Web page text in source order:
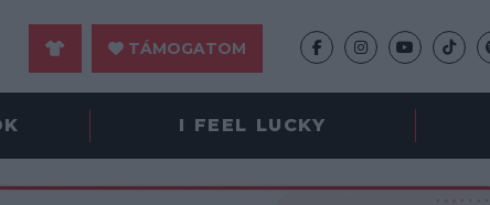
TÁMOGATOM
I FEEL LUCKY